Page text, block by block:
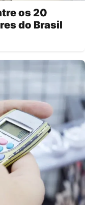
os 20
do Brasil